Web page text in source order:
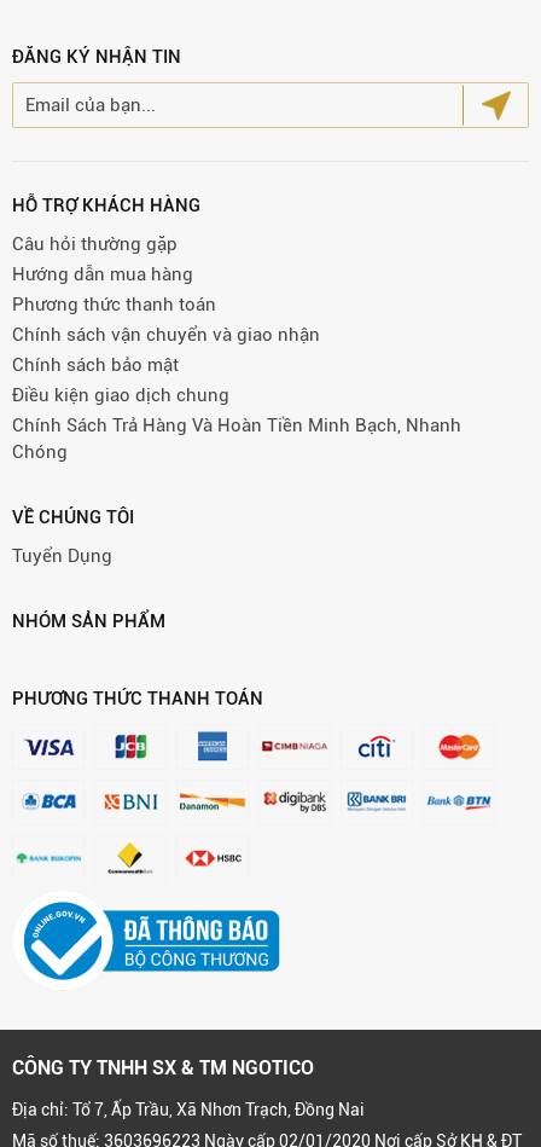
ĐĂNG KÝ NHẬN TIN
HỖ TRỢ KHÁCH HÀNG
Câu hỏi thường gặp
Hướng dẫn mua hàng
Phương thức thanh toán
Chính sách vận chuyển và giao nhận
Chính sách bảo mật
Điều kiện giao dịch chung
Chính Sách Trả Hàng Và Hoàn Tiền Minh Bạch, Nhanh
Chóng
VỀ CHÚNG TÔI
Tuyển Dụng
NHÓM SẢN PHẨM
PHƯƠNG THỨC THANH TOÁN
CÔNG TY TNHH SX & TM NGOTICO
Địa chỉ: Tổ 7, Ấp Trầu, Xã Nhơn Trạch, Đồng Nai
Mã số thuế: 3603696223 Ngày cấp 02/01/2020 Nơi cấp Sở KH & ĐT